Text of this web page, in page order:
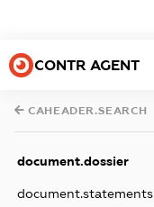
CONTR AGENT
CAHEADER.SEARCH
document.dossier
document.statements